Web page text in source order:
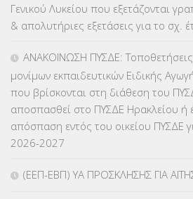
ΕΠΙΜΟΡΦΩΣΗ Τ.Π.Ε.(10)
ΚΕΣΥ(60)
ΚΕΣΥΠ(109)
ΚΠγ – ΚΡΑΤΙΚΟ ΠΙΣΤΟΠΟΙΗΤΙΚΟ
ΚΠπ- ΚΡΑΤΙΚΟ ΠΙΣΤΟΠΟΙΗΤΙΚΟ
Γενικού Λυκείου που εξετάζονται
& απολυτήριες εξετάσεις για το σχ.
ΑΝΑΚΟΙΝΩΣΗ ΠΥΣΔΕ:
μονίμων εκπαιδευτικών Ειδικής
που βρίσκονται στη διάθεση του
αποσπασθεί στο ΠΥΣΔΕ Ηρακλείου ή
απόσπαση εντός του οικείου ΠΥΣΔΕ
2026-2027
(ΕΕΠ-ΕΒΠ) ΥΑ ΠΡΟΣΚΛΗΣΗΣ ΓΙΑ